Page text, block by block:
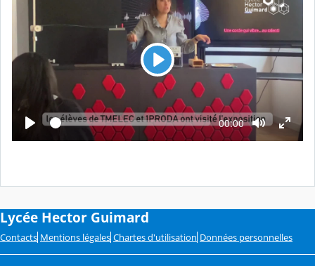
L
t
u
L
e
c
T
e
m
o
l
00:00
Lycée Hector Guimard
Contacts Mentions légales Chartes d'utilisation Données personnelles